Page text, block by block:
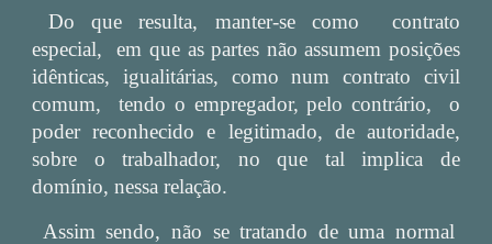
Do que resulta, manter-se como contrato
especial, em que as partes não assumem posições
idênticas, igualitárias, como num contrato civil
comum, tendo o empregador, pelo contrário, o
poder reconhecido e legitimado, de autoridade,
sobre o trabalhador, no que tal implica de
domínio, nessa relação.
Assim sendo, não se tratando de uma normal